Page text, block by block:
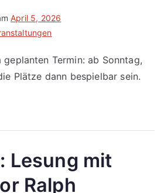
April 5, 2026
Termin: ab Sonntag,
Plätze dann bespielbar sein.
Lesung mit
Ralph